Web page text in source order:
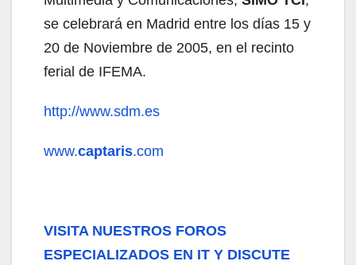
se celebrará en Madrid entre los días 15 y
20 de Noviembre de 2005, en el recinto
ferial de IFEMA.
http://www.sdm.es
www.captaris.com
VISITA NUESTROS FOROS
ESPECIALIZADOS EN IT Y DISCUTE